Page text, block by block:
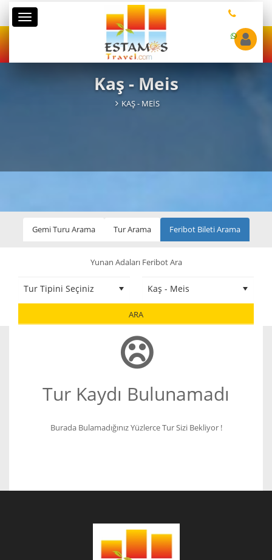
Kategoriler
Kaş - Meis
KAŞ - MEIS
Gemi Turu Arama Tur Arama Feribot Bileti Arama
ARA
Tur Kaydı Bulunamadı
Burada Bulamadığınız Yüzlerce Tur Sizi Bekliyor !